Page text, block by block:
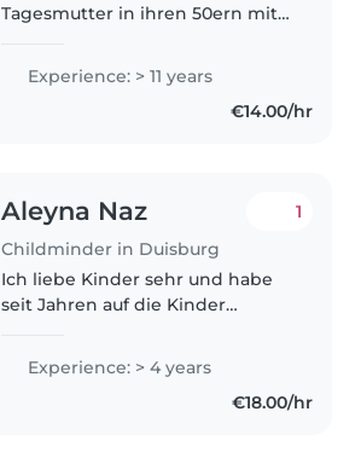
Tagesmutter in ihren 50ern mit
Kinderbetreuung. Ich habe eine
Ausbildung als Fachverkäuferin
und bin staatlich geprüfte
Experience: > 11 years
€14.00/hr
Aleyna Naz
Childminder in Duisburg
1
Ich liebe Kinder sehr und habe
seit Jahren auf die Kinder
und vieler anderer Leute
aufgepasst. Außerdem ist mein
Cousin ein Kind mit besonderen
Experience: > 4 years
€18.00/hr